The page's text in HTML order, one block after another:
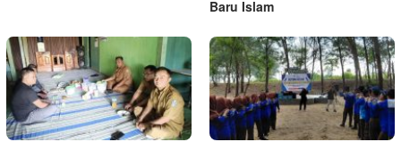
Baru Islam